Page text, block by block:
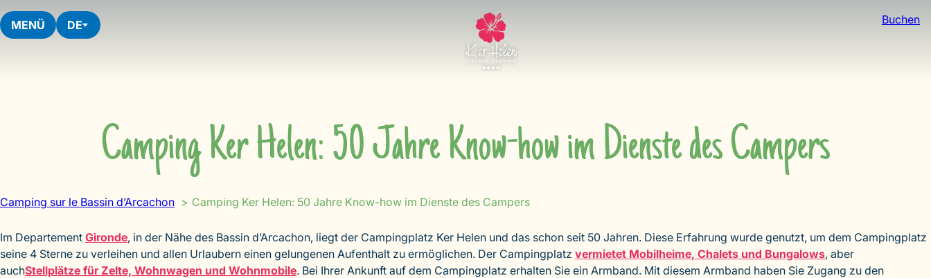
Skip
to
content
MENÜ DE Buchen
Camping Ker Helen: 50 Jahre Know-how im Dienste des Campers
Camping sur le Bassin d’Arcachon Camping Ker Helen: 50 Jahre Know-how im Dienste des Campers
Im Departement Gironde, in der Nähe des Bassin d’Arcachon, liegt der Campingplatz Ker Helen und das schon seit 50 Jahren. Diese Erfahrung wurde genutzt, um dem Campingplatz
seine 4 Sterne zu verleihen und allen Urlaubern einen gelungenen Aufenthalt zu ermöglichen. Der Campingplatz vermietet Mobilheime, Chalets und Bungalows, aber
auchStellplätze für Zelte, Wohnwagen und Wohnmobile. Bei Ihrer Ankunft auf dem Campingplatz erhalten Sie ein Armband. Mit diesem Armband haben Sie Zugang zu den